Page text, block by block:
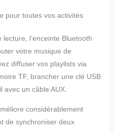
pour toutes vos activités
l’enceinte Bluetooth
votre musique de
diffuser vos playlists via
TF, brancher une clé USB
un câble AUX.
considérablement
de synchroniser deux